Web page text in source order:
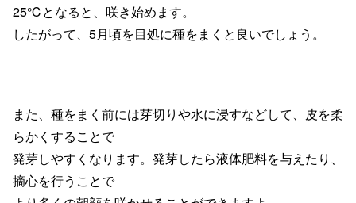
25℃となると、 咲き始めます。
したがって、 5月頃を目処に種をまくと良いでしょう。
また、種をまく前には芽切りや水に浸すなどして、 皮を柔
らかくすることで
発芽しやすくなります。 発芽したら液体肥料を与えたり、
摘心を行うことで